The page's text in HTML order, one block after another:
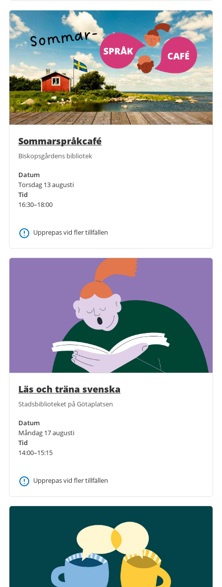
Sommarspråkcafé
Biskopsgårdens bibliotek
Datum
Torsdag 13 augusti
Tid
16:30–18:00
Upprepas vid fler tillfällen
Läs och träna svenska
Stadsbiblioteket på Götaplatsen
Datum
Måndag 17 augusti
Tid
14:00–15:15
Upprepas vid fler tillfällen